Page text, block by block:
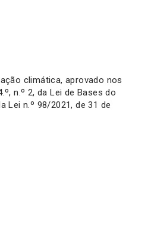
climática, aprovado nos
n.º 2, da Lei de Bases do
Lei n.º 98/2021, de 31 de